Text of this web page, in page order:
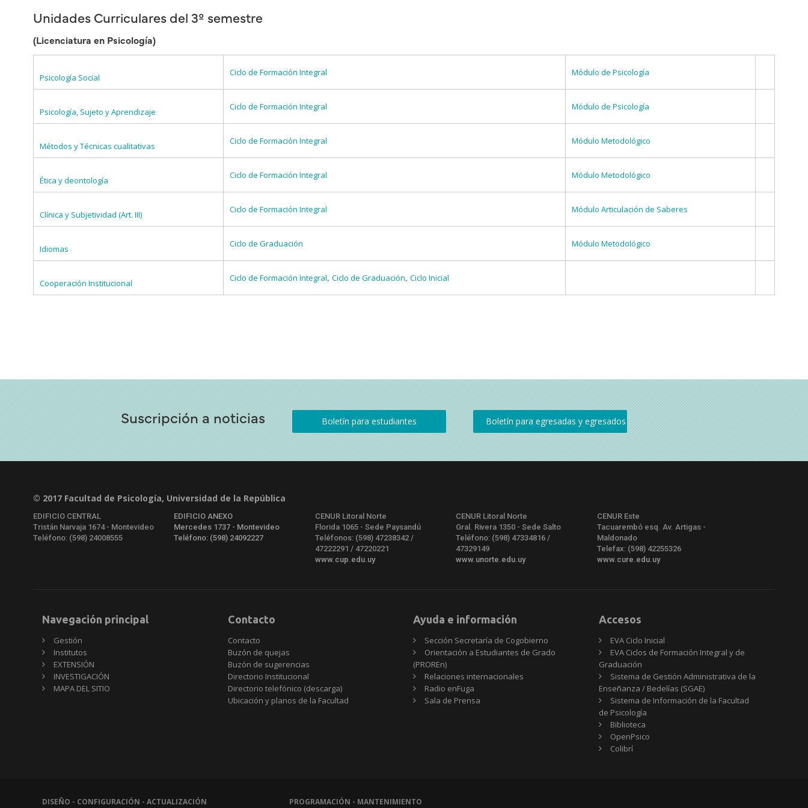
Unidades Curriculares del 3º semestre
(Licenciatura en Psicología)
Psicología Social Ciclo de Formación Integral Módulo de Psicología
Psicología, Sujeto y Aprendizaje Ciclo de Formación Integral Módulo de Psicología
Métodos y Técnicas cualitativas Ciclo de Formación Integral Módulo Metodológico
Ética y deontología Ciclo de Formación Integral Módulo Metodológico
Clínica y Subjetividad (Art. III) Ciclo de Formación Integral Módulo Articulación de Saberes
Idiomas Ciclo de Graduación Módulo Metodológico
Cooperación Institucional Ciclo de Formación Integral, Ciclo de Graduación, Ciclo Inicial
Suscripción a noticias
© 2017 Facultad de Psicología, Universidad de la República
EDIFICIO CENTRAL
Tristán Narvaja 1674 - Montevideo
Teléfono: (598) 24008555
EDIFICIO ANEXO
Mercedes 1737 - Montevideo
Teléfono: (598) 24092227
CENUR Litoral Norte
Florida 1065 - Sede Paysandú
Teléfonos: (598) 47238342 /
47222291 / 47220221
www.cup.edu.uy
CENUR Litoral Norte
Gral. Rivera 1350 - Sede Salto
Teléfono: (598) 47334816 /
47329149
www.unorte.edu.uy
CENUR Este
Tacuarembó esq. Av. Artigas -
Maldonado
Telefax: (598) 42255326
www.cure.edu.uy
Navegación principal
Gestión
Institutos
EXTENSIÓN
INVESTIGACIÓN
MAPA DEL SITIO
Contacto
Contacto
Buzón de quejas
Buzón de sugerencias
Directorio Institucional
Directorio telefónico (descarga)
Ubicación y planos de la Facultad
Ayuda e información
Sección Secretaría de Cogobierno
Orientación a Estudiantes de Grado
(PROREn)
Relaciones internacionales
Radio enFuga
Sala de Prensa
Accesos
EVA Ciclo Inicial
EVA Ciclos de Formación Integral y de
Graduación
Sistema de Gestión Administrativa de la
Enseñanza / Bedelías (SGAE)
Sistema de Información de la Facultad
de Psicología
Biblioteca
OpenPsico
Colibrí
DISEÑO - CONFIGURACIÓN - ACTUALIZACIÓN PROGRAMACIÓN - MANTENIMIENTO